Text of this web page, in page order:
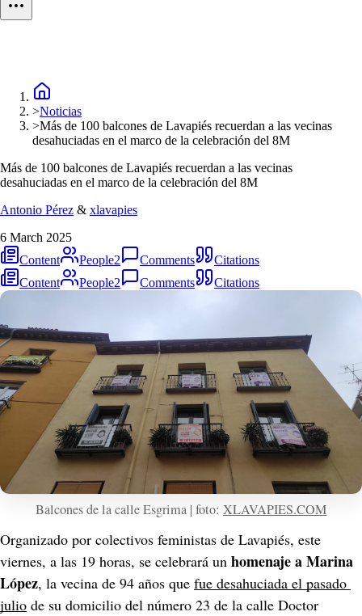
>Noticias
>Más de 100 balcones de Lavapiés recuerdan a las vecinas
desahuciadas en el marco de la celebración del 8M
Más de 100 balcones de Lavapiés recuerdan a las vecinas
desahuciadas en el marco de la celebración del 8M
Antonio Pérez & xlavapies
6 March 2025
Content
People2 Comments
Citations
Content
People2 Comments Citations
Balcones de la calle Esgrima | foto: XLAVAPIES.COM
Organizado por colectivos feministas de Lavapiés, este
viernes, a las 19 horas, se celebrará un homenaje a Marina
López, la vecina de 94 años que fue desahuciada el pasado
julio de su domicilio del número 23 de la calle Doctor